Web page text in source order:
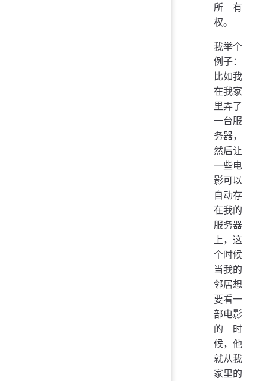
所有
权。
我举个
例子：
比如我
在我家
里弄了
一台服
务器，
然后让
一些电
影可以
自动存
在我的
服务器
上，这
个时候
当我的
邻居想
要看一
部电影
的时
候，他
就从我
家里的